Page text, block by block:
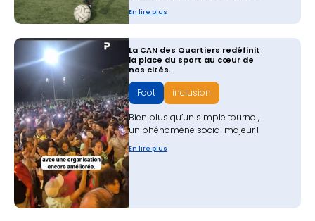
En lire plus
La CAN des Quartiers redéfinit
la place du sport au cœur de
nos cités.
Foot inclusion
Bien plus qu’un simple tournoi,
un phénomène social majeur !
En lire plus